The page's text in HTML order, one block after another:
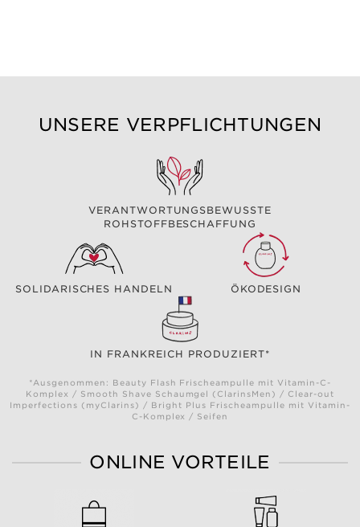
UNSERE VERPFLICHTUNGEN
VERANTWORTUNGSBEWUSSTE
ROHSTOFFBESCHAFFUNG
SOLIDARISCHES HANDELN ÖKODESIGN
IN FRANKREICH PRODUZIERT*
*Ausgenommen: Beauty Flash Frischeampulle mit Vitamin-C-
Komplex / Smooth Shave Schaumgel (ClarinsMen) / Clear-out
Imperfections (myClarins) / Bright Plus Frischeampulle mit Vitamin-
C-Komplex / Seifen
ONLINE VORTEILE